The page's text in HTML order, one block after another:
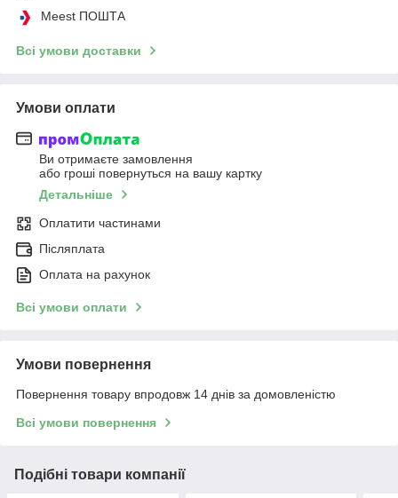
Meest ПОШТА
Всі умови доставки
Умови оплати
Ви отримаєте замовлення
або гроші повернуться на вашу картку
Детальніше
Оплатити частинами
Післяплата
Оплата на рахунок
Всі умови оплати
Умови повернення
Повернення товару впродовж 14 днів за домовленістю
Всі умови повернення
Подібні товари компанії